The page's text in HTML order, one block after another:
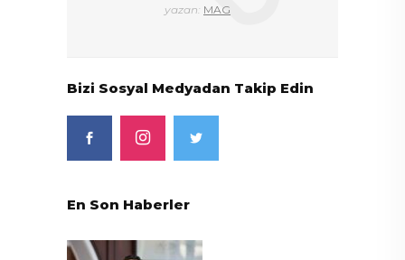
yazan: MAG
Bizi Sosyal Medyadan Takip Edin
En Son Haberler